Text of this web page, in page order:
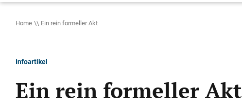
Home Ein rein formeller Akt
Infoartikel
Ein rein formeller Akt